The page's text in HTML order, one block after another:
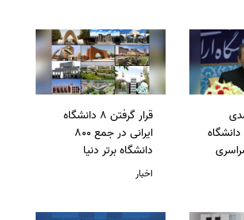
درصدی
قرار گرفتن 8 دانشگاه
ایرانی در جمع 800
دانشگاه برتر دنیا
اخبار